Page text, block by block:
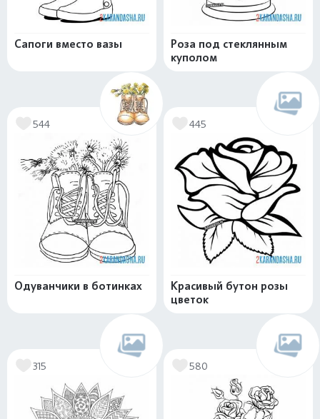
Сапоги вместо вазы
Роза под стеклянным
куполом
544
Одуванчики в ботинках
445
Красивый бутон розы
цветок
315 580